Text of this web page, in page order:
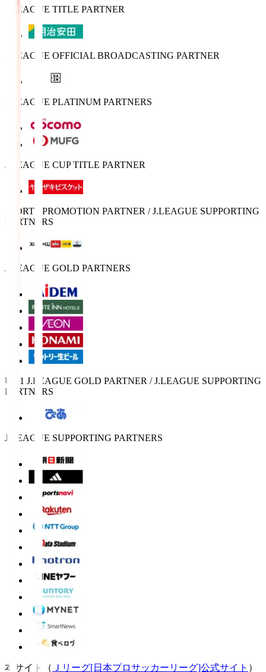
J.LEAGUE TITLE PARTNER
J.LEAGUE OFFICIAL BROADCASTING PARTNER
J.LEAGUE PLATINUM PARTNERS
J.LEAGUE CUP TITLE PARTNER
SPORTS PROMOTION PARTNER / J.LEAGUE SUPPORTING
PARTNERS
J.LEAGUE GOLD PARTNERS
U-21 J.LEAGUE GOLD PARTNER / J.LEAGUE SUPPORTING
PARTNERS
J.LEAGUE SUPPORTING PARTNERS
本サイト（ Ｊリーグ[日本プロサッカーリーグ]公式サイト ）